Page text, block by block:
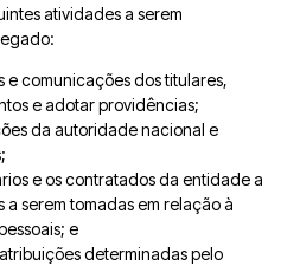
atividades a serem
e comunicações dos titulares,
e adotar providências;
da autoridade nacional e
e os contratados da entidade a
a serem tomadas em relação à
e
determinadas pelo